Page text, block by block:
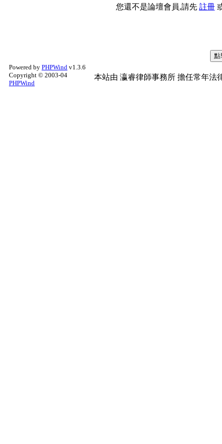
您還不是論壇會員,請先 註冊
Powered by PHPWind v1.3.6
Copyright © 2003-04
PHPWind
本站由 瀛睿律師事務所 擔任常年法